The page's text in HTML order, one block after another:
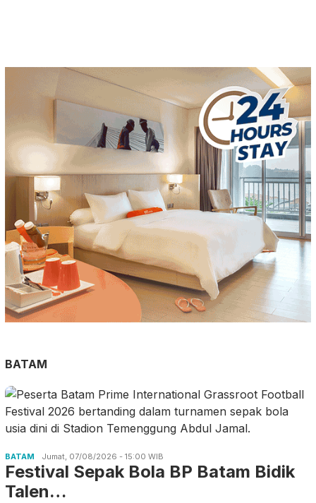
BATAM
BATAM Jumat, 07/08/2026 - 15:00 WIB
Festival Sepak Bola BP Batam Bidik
Talen…